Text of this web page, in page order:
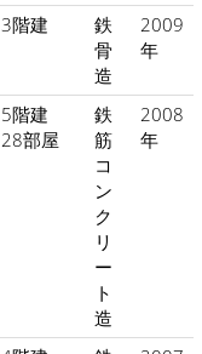
3階建
鉄
骨
造
2009
年
5階建
28部屋
鉄
筋
コ
ン
ク
リ
ー
ト
造
2008
年